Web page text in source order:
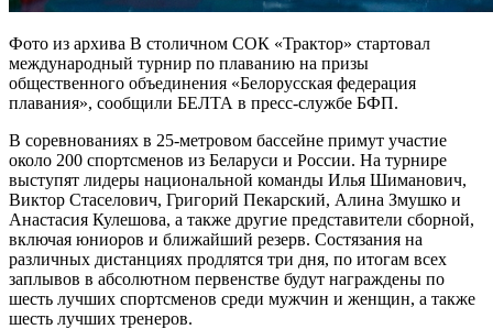
Фото из архива В столичном СОК «Трактор» стартовал
международный турнир по плаванию на призы
общественного объединения «Белорусская федерация
плавания», сообщили БЕЛТА в пресс-службе БФП.
В соревнованиях в 25-метровом бассейне примут участие
около 200 спортсменов из Беларуси и России. На турнире
выступят лидеры национальной команды Илья Шиманович,
Виктор Стаселович, Григорий Пекарский, Алина Змушко и
Анастасия Кулешова, а также другие представители сборной,
включая юниоров и ближайший резерв. Состязания на
различных дистанциях продлятся три дня, по итогам всех
заплывов в абсолютном первенстве будут награждены по
шесть лучших спортсменов среди мужчин и женщин, а также
шесть лучших тренеров.